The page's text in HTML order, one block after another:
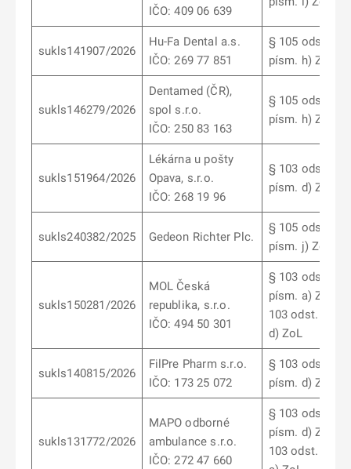
IČO: 409 06 639
sukls141907/2026
Hu-Fa Dental a.s.
IČO: 269 77 851
§ 105 odst. 2
písm. h) ZoL
sukls146279/2026
Dentamed (ČR),
spol s.r.o.
IČO: 250 83 163
§ 105 odst. 2
písm. h) ZoL
sukls151964/2026
Lékárna u pošty
Opava, s.r.o.
IČO: 268 19 96
§ 103 odst. 6
písm. d) ZoL
sukls240382/2025 Gedeon Richter Plc.
§ 105 odst. 5
písm. j) ZoL
sukls150281/2026
MOL Česká
republika, s.r.o.
IČO: 494 50 301
§ 103 odst. 12
písm. a) ZoL, §
103 odst. 12
d) ZoL
sukls140815/2026
FilPre Pharm s.r.o.
IČO: 173 25 072
§ 103 odst. 9
písm. d) ZoL
sukls131772/2026
MAPO odborné
ambulance s.r.o.
IČO: 272 47 660
§ 103 odst. 6
písm. d) ZoL, §
103 odst. 5